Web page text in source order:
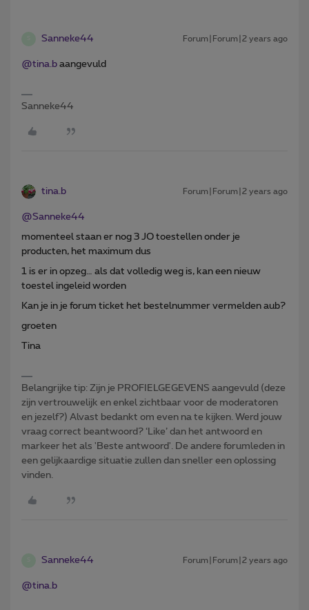
Sanneke44 Forum|Forum|2 years ago
@tina.b aangevuld
Sanneke44
tina.b Forum|Forum|2 years ago
@Sanneke44
momenteel staan er nog 3 JO toestellen onder je
producten, het maximum dus
1 is er in opzeg… als dat volledig weg is, kan een nieuw
toestel ingeleid worden
Kan je in je forum ticket het bestelnummer vermelden aub?
groeten
Tina
Belangrijke tip: Zijn je PROFIELGEGEVENS aangevuld (deze
zijn vertrouwelijk en enkel zichtbaar voor de moderatoren
en jezelf?) Alvast bedankt om even na te kijken. Werd jouw
vraag correct beantwoord? ‘Like’ dan het antwoord en
markeer het als 'Beste antwoord'. De andere forumleden in
een gelijkaardige situatie zullen dan sneller een oplossing
vinden.
Sanneke44 Forum|Forum|2 years ago
@tina.b